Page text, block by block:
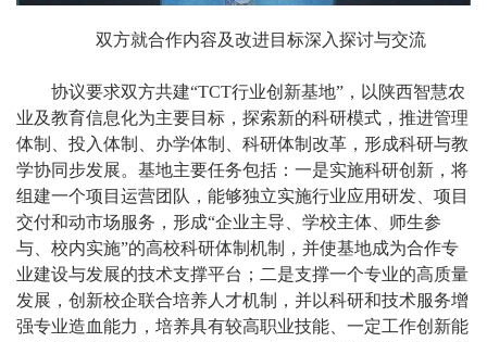
双方就合作内容及改进目标深入探讨与交流
协议要求双方共建“TCT行业创新基地”，以陕西智慧农
业及教育信息化为主要目标，探索新的科研模式，推进管理
体制、投入体制、办学体制、科研体制改革，形成科研与教
学协同步发展。基地主要任务包括：一是实施科研创新，将
组建一个项目运营团队，能够独立实施行业应用研发、项目
交付和动市场服务，形成“企业主导、学校主体、师生参
与、校内实施”的高校科研体制机制，并使基地成为合作专
业建设与发展的技术支撑平台；二是支撑一个专业的高质量
发展，创新校企联合培养人才机制，并以科研和技术服务增
强专业造血能力，培养具有较高职业技能、一定工作创新能